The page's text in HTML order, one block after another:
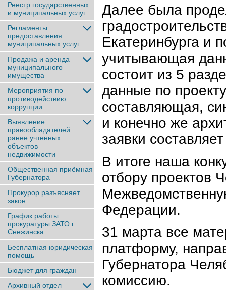
Реестр государственных
и муниципальных услуг
Регламенты
предоставления
муниципальных услуг
Продажа и аренда
муниципального
имущества
Мероприятия по
противодействию
коррупции
Выявление
правообладателей
ранее учтенныx
объектов
недвижимости
Общественная приёмная
Губернатора
Прокурор разъясняет
закон
График работы
прокуратуры ЗАТО г.
Снежинска
Бесплатная юридическая
помощь
Бюджет для граждан
Архивный отдел
Далее была
Екатеринбурга и
учитывающая
состоит из 5
данные по
составляющая,
и конечно же
заявки
В итоге наша
отбору проектов
Федерации.
31 марта все
платформу,
Губернатора
комиссию.